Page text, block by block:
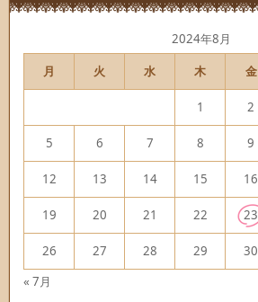
2024年8月
月
火 水 木 金
« 7月
1 2
5 6 7 8 9
12 13 14 15 16
19 20 21 22 23
26 27 28 29 30